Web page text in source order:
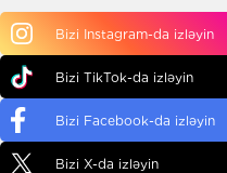
Bizi Instagram-da izləyin
Bizi TikTok-da izləyin
Bizi Facebook-da izləyin
Bizi X-da izləyin